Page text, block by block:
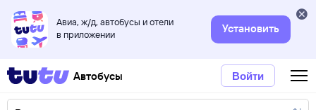
Авиа, ж/д, автобусы и отели
в приложении
Установить
Автобусы Войти